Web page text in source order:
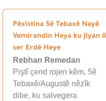
Pêxistina 5ê Tebaxê Nayê
Vemirandin Heya ku Jiyan li
ser Erdê Heye
Rebhan Remedan
Piştî çend rojen kêm, 5ê
Tebaxê/Augustê nêzîk
dibe, ku salvegera